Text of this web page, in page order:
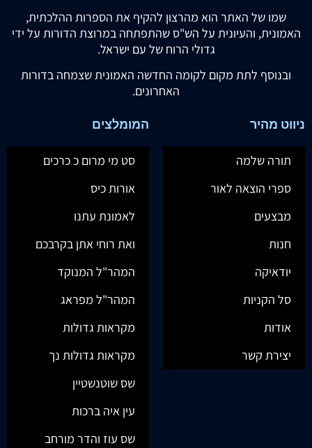
שמו של האתר הוא מהרצון להקיף את הספרות ההלכתית,
האמונית, והעיונית על הש"ס שהתפתחה במרוצת הדורות על ידי
גדולי הרוח של עם ישראל.
ובנוסף לתת מקום לקומה החדשה האמונית שצמחה בדורות
האחרונים.
ניווט מהיר
תורה שלמה
ספרי הוצאה לאור
מבצעים
חנות
יודאיקה
סל הקניות
אודות
יצירת קשר
המומלצים
סט מי מרום כ כרכים
אורות כיס
לאמונת עתנו
ואת רוחי אתן בקרבכם
המהר"ל המנוקד
המהר"ל מפראג
מקראות גדולות
מקראות גדולות נך
שס שוטנשטיין
עין איה ברכות
שס עוז והדר מורחב